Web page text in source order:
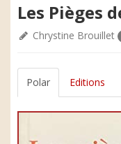
Les Pièges
Chrystine Brouillet
Polar Editions